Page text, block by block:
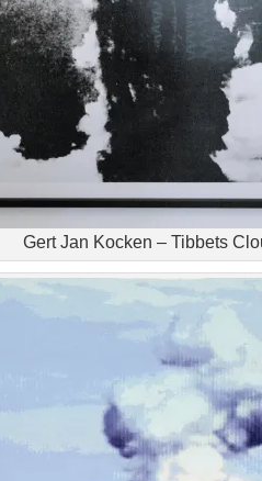
Gert Jan Kocken – Tibbets